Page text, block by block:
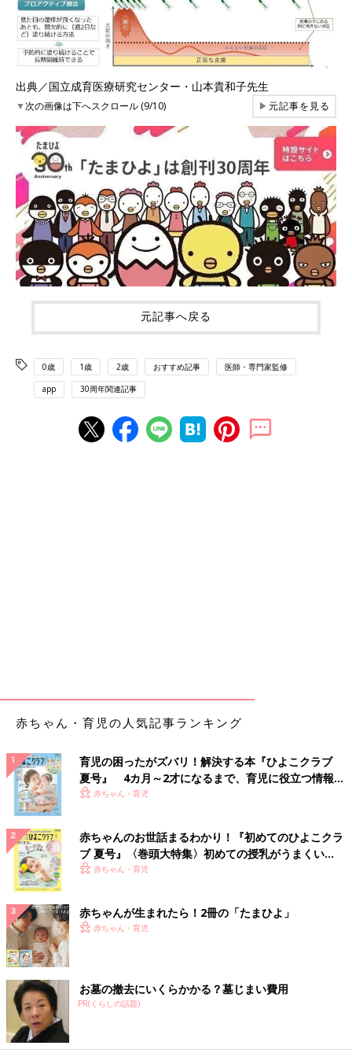
出典／国立成育医療研究センター・山本貴和子先生
▼次の画像は下へスクロール (9/10) ▶元記事を見る
元記事へ戻る
0歳 1歳 2歳 おすすめ記事 医師・専門家監修
app 30周年関連記事
赤ちゃん・育児の人気記事ランキング
育児の困ったがズバリ！解決する本『ひよこクラブ
夏号』 4カ月～2才になるまで、育児に役立つ情報が
いっぱい！
赤ちゃん・育児
赤ちゃんのお世話まるわかり！『初めてのひよこクラ
ブ 夏号』〈巻頭大特集〉初めての授乳がうまくい
く！ おっぱい・ミルクの基本と夏のトラブル 解決テ
赤ちゃん・育児
赤ちゃんが生まれたら！2冊の「たまひよ」
赤ちゃん・育児
お墓の撤去にいくらかかる？墓じまい費用
PR(くらしの話題)